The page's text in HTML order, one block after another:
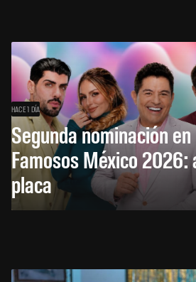
HACE 1 DÍA
Segunda nominación
Famosos México 2026:
placa